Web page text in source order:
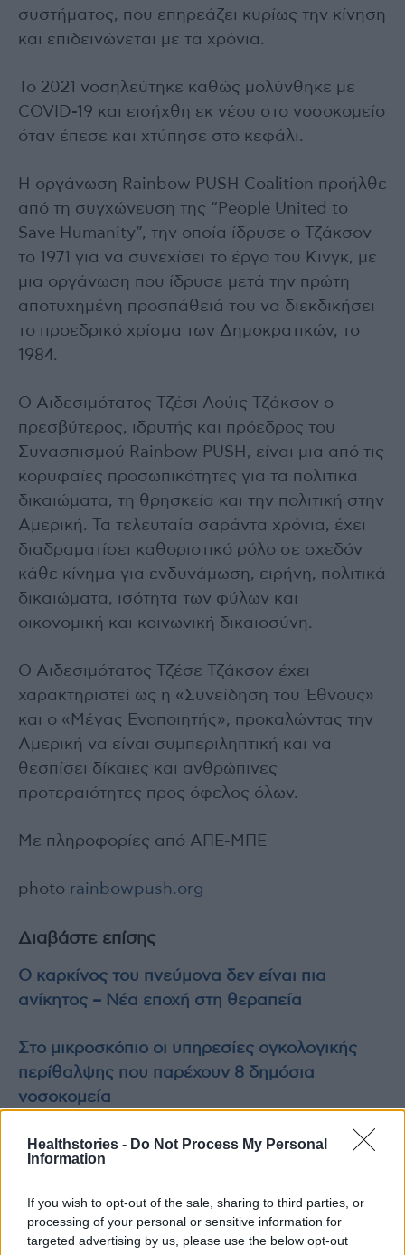
Healthstories - Do Not Process My Personal
Information
If you wish to opt-out of the sale, sharing to third parties, or
processing of your personal or sensitive information for
targeted advertising by us, please use the below opt-out
συστήματος, που επηρεάζει κυρίως την κίνηση
και επιδεινώνεται με τα χρόνια.
Το 2021 νοσηλεύτηκε καθώς μολύνθηκε με
COVID-19 και εισήχθη εκ νέου στο νοσοκομείο
όταν έπεσε και χτύπησε στο κεφάλι.
Η οργάνωση Rainbow PUSH Coalition προήλθε
από τη συγχώνευση της “People United to
Save Humanity”, την οποία ίδρυσε ο Τζάκσον
το 1971 για να συνεχίσει το έργο του Κινγκ, με
μια οργάνωση που ίδρυσε μετά την πρώτη
αποτυχημένη προσπάθειά του να διεκδικήσει
το προεδρικό χρίσμα των Δημοκρατικών, το
1984.
Ο Αιδεσιμότατος Τζέσι Λούις Τζάκσον ο
πρεσβύτερος, ιδρυτής και πρόεδρος του
Συνασπισμού Rainbow PUSH, είναι μια από τις
κορυφαίες προσωπικότητες για τα πολιτικά
δικαιώματα, τη θρησκεία και την πολιτική στην
Αμερική. Τα τελευταία σαράντα χρόνια, έχει
διαδραματίσει καθοριστικό ρόλο σε σχεδόν
κάθε κίνημα για ενδυνάμωση, ειρήνη, πολιτικά
δικαιώματα, ισότητα των φύλων και
οικονομική και κοινωνική δικαιοσύνη.
Ο Αιδεσιμότατος Τζέσε Τζάκσον έχει
χαρακτηριστεί ως η «Συνείδηση ​​του Έθνους»
και ο «Μέγας Ενοποιητής», προκαλώντας την
Αμερική να είναι συμπεριληπτική και να
θεσπίσει δίκαιες και ανθρώπινες
προτεραιότητες προς όφελος όλων.
Με πληροφορίες από ΑΠΕ-ΜΠΕ
photo rainbowpush.org
Διαβάστε επίσης
Ο καρκίνος του πνεύμονα δεν είναι πια
ανίκητος – Νέα εποχή στη θεραπεία
Στο μικροσκόπιο οι υπηρεσίες ογκολογικής
περίθαλψης που παρέχουν 8 δημόσια
νοσοκομεία
Τζέσε Τζάκσον